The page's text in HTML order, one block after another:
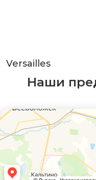
Versailles
Наши